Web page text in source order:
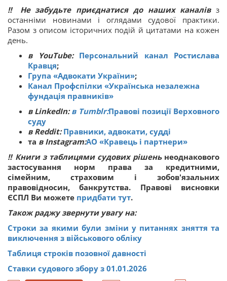
‼ Не забудьте приєднатися до наших каналівз
останніми новинами і оглядами судової практики.
Разом з описом історичних подій й цитатами на кожен
день.
в YouTube: Персональний канал Ростислава
Кравця;
Група «Адвокати України»;
Канал Профспілки «Українська незалежна
фундація правників»
в LinkedIn:в Tumblr:Правові позиції Верховного
суду
в Reddit:Правники, адвокати, судді
та в Instagram:АО «Кравець і партнери»
‼ Книги з таблицями судових рішеньнеоднакового
застосування норм права за кредитними,
сімейним, страховим і зобов'язальних
правовідносин, банкрутства. Правові висновки
ЄСПЛ Ви можете придбати тут.
Також раджу звернути увагу на:
Строки за якими були зміни у питаннях зняття та
виключення з військового обліку
Таблиця строків позовної давності
Ставки судового збору з 01.01.2026